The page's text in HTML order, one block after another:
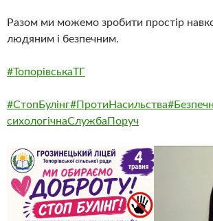
Разом ми можемо зробити простір
людяним і безпечним.
#ТопорівськаТГ
#СтопБулінг#ПротиНасильства
сихологічнаСлужбаПоруч